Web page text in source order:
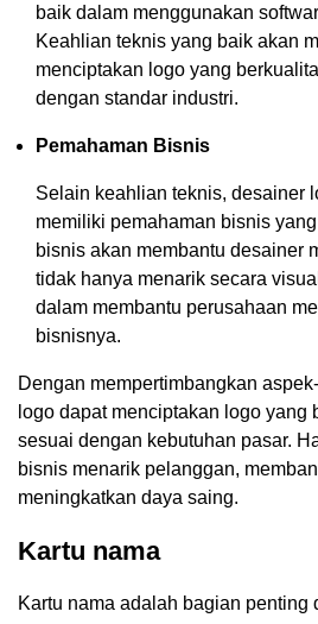
baik dalam menggunakan
Keahlian teknis yang baik akan
menciptakan logo yang
dengan standar industri.
Pemahaman Bisnis
Selain keahlian teknis, desainer
memiliki pemahaman bisnis
bisnis akan membantu desainer
tidak hanya menarik secara
dalam membantu perusahaan
bisnisnya.
Dengan mempertimbangkan
logo dapat menciptakan logo yang
sesuai dengan kebutuhan pasar.
bisnis menarik pelanggan,
meningkatkan daya saing.
Kartu nama
Kartu nama adalah bagian penting